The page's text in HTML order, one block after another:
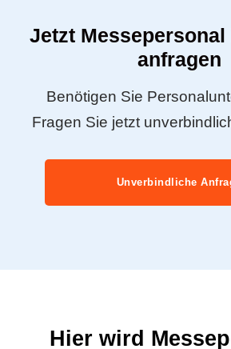
Jetzt
anfragen
Benötigen Sie
Fragen Sie jetzt
Unverbindliche
Hier wird